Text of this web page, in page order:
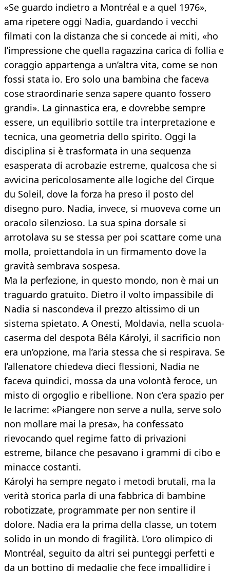
«Se guardo indietro a Montréal e a quel 1976»,
ama ripetere oggi Nadia, guardando i vecchi
filmati con la distanza che si concede ai miti, «ho
l’impressione che quella ragazzina carica di follia e
coraggio appartenga a un’altra vita, come se non
fossi stata io. Ero solo una bambina che faceva
cose straordinarie senza sapere quanto fossero
grandi». La ginnastica era, e dovrebbe sempre
essere, un equilibrio sottile tra interpretazione e
tecnica, una geometria dello spirito. Oggi la
disciplina si è trasformata in una sequenza
esasperata di acrobazie estreme, qualcosa che si
avvicina pericolosamente alle logiche del Cirque
du Soleil, dove la forza ha preso il posto del
disegno puro. Nadia, invece, si muoveva come un
oracolo silenzioso. La sua spina dorsale si
arrotolava su se stessa per poi scattare come una
molla, proiettandola in un firmamento dove la
gravità sembrava sospesa.
Ma la perfezione, in questo mondo, non è mai un
traguardo gratuito. Dietro il volto impassibile di
Nadia si nascondeva il prezzo altissimo di un
sistema spietato. A Onesti, Moldavia, nella scuola-
caserma del despota Béla Károlyi, il sacrificio non
era un’opzione, ma l’aria stessa che si respirava. Se
l’allenatore chiedeva dieci flessioni, Nadia ne
faceva quindici, mossa da una volontà feroce, un
misto di orgoglio e ribellione. Non c’era spazio per
le lacrime: «Piangere non serve a nulla, serve solo
non mollare mai la presa», ha confessato
rievocando quel regime fatto di privazioni
estreme, bilance che pesavano i grammi di cibo e
minacce costanti.
Károlyi ha sempre negato i metodi brutali, ma la
verità storica parla di una fabbrica di bambine
robotizzate, programmate per non sentire il
dolore. Nadia era la prima della classe, un totem
solido in un mondo di fragilità. L’oro olimpico di
Montréal, seguito da altri sei punteggi perfetti e
da un bottino di medaglie che fece impallidire i